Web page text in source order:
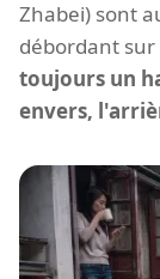
Zhabei) sont
débordant sur
toujours un
envers,